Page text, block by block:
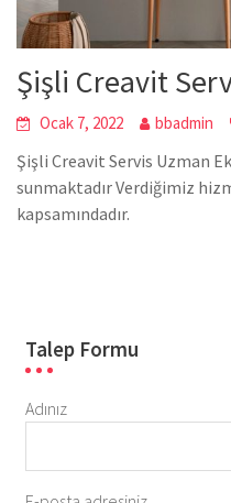
Şişli Creavit
Ocak 7, 2022 bbadmin
Şişli Creavit Servis Uzman
sunmaktadır Verdiğimiz
kapsamındadır.
Talep Formu
Adınız